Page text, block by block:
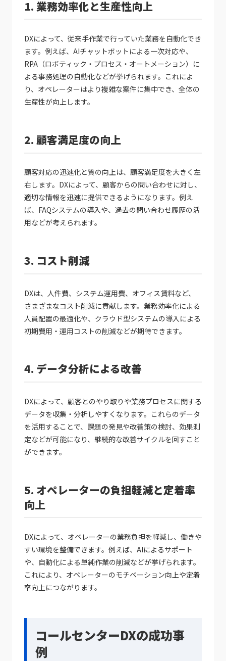
1. 業務効率化と生産性向上
DXによって、従来手作業で行っていた業務を自動化でき
ます。例えば、AIチャットボットによる一次対応や、
RPA（ロボティック・プロセス・オートメーション）に
よる事務処理の自動化などが挙げられます。これによ
り、オペレーターはより複雑な案件に集中でき、全体の
生産性が向上します。
2. 顧客満足度の向上
顧客対応の迅速化と質の向上は、顧客満足度を大きく左
右します。DXによって、顧客からの問い合わせに対し、
適切な情報を迅速に提供できるようになります。例え
ば、FAQシステムの導入や、過去の問い合わせ履歴の活
用などが考えられます。
3. コスト削減
DXは、人件費、システム運用費、オフィス賃料など、
さまざまなコスト削減に貢献します。業務効率化による
人員配置の最適化や、クラウド型システムの導入による
初期費用・運用コストの削減などが期待できます。
4. データ分析による改善
DXによって、顧客とのやり取りや業務プロセスに関する
データを収集・分析しやすくなります。これらのデータ
を活用することで、課題の発見や改善策の検討、効果測
定などが可能になり、継続的な改善サイクルを回すこと
ができます。
5. オペレーターの負担軽減と定着率
向上
DXによって、オペレーターの業務負担を軽減し、働きや
すい環境を整備できます。例えば、AIによるサポート
や、自動化による単純作業の削減などが挙げられます。
これにより、オペレーターのモチベーション向上や定着
率向上につながります。
コールセンターDXの成功事
例